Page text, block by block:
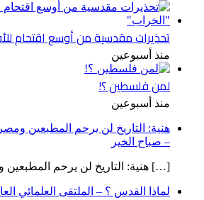
تحذيرات مقدسية من أوسع اقتحام
منذ أسبوعين
لمن فلسطين ؟!
منذ أسبوعين
هنية: التاريخ لن يرحم المطبعين
– صباح الخير
[…] هنية: التاريخ لن يرحم
لماذا القدس ؟ – الملتقى العلمائي